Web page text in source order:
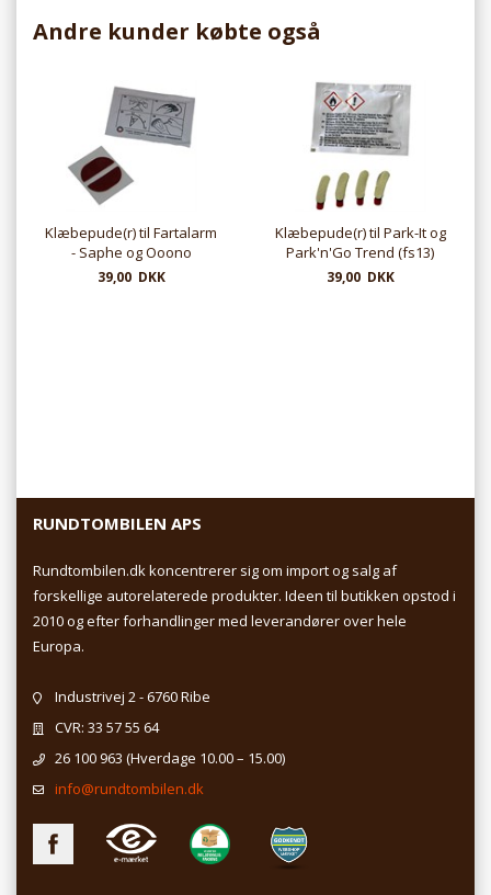
Andre kunder købte også
Klæbepude(r) til Fartalarm
- Saphe og Ooono
39,00 DKK
Klæbepude(r) til Park-It og
Park'n'Go Trend (fs13)
39,00 DKK
RUNDTOMBILEN APS
Rundtombilen.dk koncentrerer sig om import og salg af
forskellige autorelaterede produkter. Ideen til butikken opstod i
2010 og efter forhandlinger med leverandører over hele
Europa.
Industrivej 2 - 6760 Ribe
CVR: 33 57 55 64
26 100 963 (Hverdage 10.00 – 15.00)
info@rundtombilen.dk